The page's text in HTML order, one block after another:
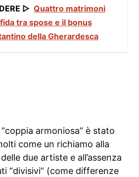
▷ Quattro matrimoni
tra spose e il bonus
della Gherardesca
armoniosa” è stato
come un richiamo alla
due artiste e all’assenza
“divisivi” (come differenze